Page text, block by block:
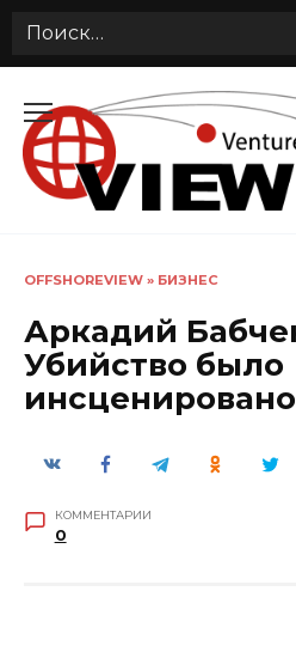
Search
содержанию
OFFSHOREVIEW » БИЗНЕС
Аркадий
Убийство было
инсценировано
КОММЕНТАРИИ
0